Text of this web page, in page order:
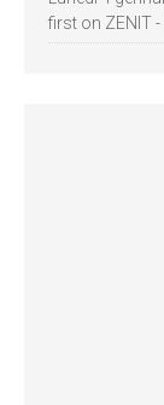
first on ZENIT -